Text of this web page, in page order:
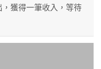
，獲得一筆收入，等待